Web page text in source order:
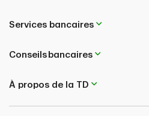
Services bancaires
Conseils bancaires
À propos de la TD